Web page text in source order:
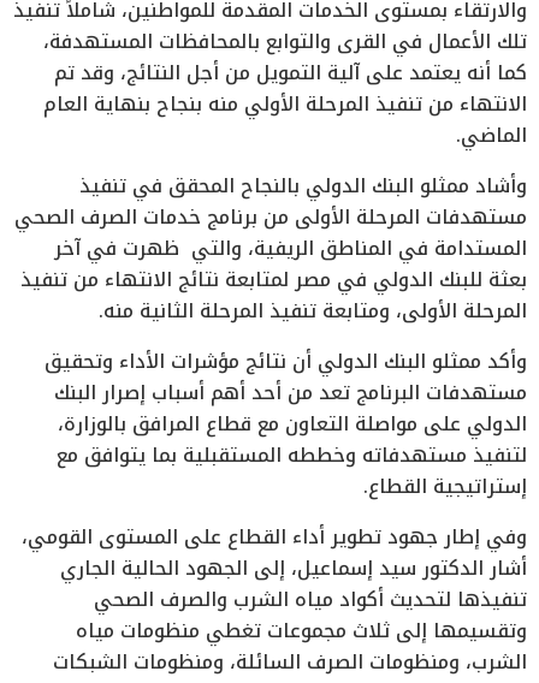
والارتقاء بمستوى الخدمات المقدمة للمواطنين، شاملاً تنفيذ
تلك الأعمال في القرى والتوابع بالمحافظات المستهدفة،
كما أنه يعتمد على آلية التمويل من أجل النتائج، وقد تم
الانتهاء من تنفيذ المرحلة الأولي منه بنجاح بنهاية العام
الماضي.
وأشاد ممثلو البنك الدولي بالنجاح المحقق في تنفيذ
مستهدفات المرحلة الأولى من برنامج خدمات الصرف الصحي
المستدامة في المناطق الريفية، والتي ظهرت في آخر
بعثة للبنك الدولي في مصر لمتابعة نتائج الانتهاء من تنفيذ
المرحلة الأولى، ومتابعة تنفيذ المرحلة الثانية منه.
وأكد ممثلو البنك الدولي أن نتائج مؤشرات الأداء وتحقيق
مستهدفات البرنامج تعد من أحد أهم أسباب إصرار البنك
الدولي على مواصلة التعاون مع قطاع المرافق بالوزارة،
لتنفيذ مستهدفاته وخططه المستقبلية بما يتوافق مع
إستراتيجية القطاع.
وفي إطار جهود تطوير أداء القطاع على المستوى القومي،
أشار الدكتور سيد إسماعيل، إلى الجهود الحالية الجاري
تنفيذها لتحديث أكواد مياه الشرب والصرف الصحي
وتقسيمها إلى ثلاث مجموعات تغطي منظومات مياه
الشرب، ومنظومات الصرف السائلة، ومنظومات الشبكات